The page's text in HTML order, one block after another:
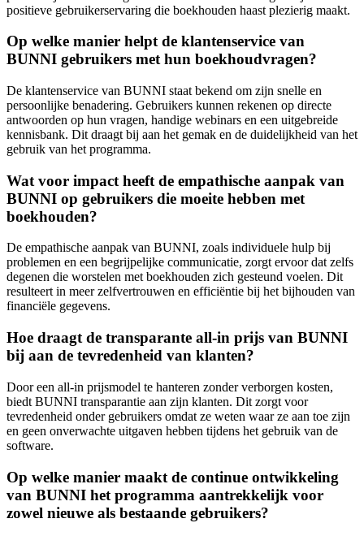
positieve gebruikerservaring die boekhouden haast plezierig maakt.
Op welke manier helpt de klantenservice van
BUNNI gebruikers met hun boekhoudvragen?
De klantenservice van BUNNI staat bekend om zijn snelle en
persoonlijke benadering. Gebruikers kunnen rekenen op directe
antwoorden op hun vragen, handige webinars en een uitgebreide
kennisbank. Dit draagt bij aan het gemak en de duidelijkheid van het
gebruik van het programma.
Wat voor impact heeft de empathische aanpak van
BUNNI op gebruikers die moeite hebben met
boekhouden?
De empathische aanpak van BUNNI, zoals individuele hulp bij
problemen en een begrijpelijke communicatie, zorgt ervoor dat zelfs
degenen die worstelen met boekhouden zich gesteund voelen. Dit
resulteert in meer zelfvertrouwen en efficiëntie bij het bijhouden van
financiële gegevens.
Hoe draagt de transparante all-in prijs van BUNNI
bij aan de tevredenheid van klanten?
Door een all-in prijsmodel te hanteren zonder verborgen kosten,
biedt BUNNI transparantie aan zijn klanten. Dit zorgt voor
tevredenheid onder gebruikers omdat ze weten waar ze aan toe zijn
en geen onverwachte uitgaven hebben tijdens het gebruik van de
software.
Op welke manier maakt de continue ontwikkeling
van BUNNI het programma aantrekkelijk voor
zowel nieuwe als bestaande gebruikers?